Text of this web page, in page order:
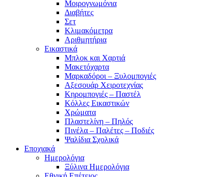
Mοιρογνωμόνια
Διαβήτες
Σετ
Κλιμακόμετρα
Αριθμητήρια
Εικαστικά
Μπλοκ και Χαρτιά
Μακετόχαρτα
Μαρκαδόροι – Ξυλομπογιές
Αξεσουάρ Χειροτεχνίας
Κηρομπογιές – Παστέλ
Κόλλες Εικαστικών
Χρώματα
Πλαστελίνη – Πηλός
Πινέλα – Παλέτες – Ποδιές
Ψαλίδια Σχολικά
Εποχιακά
Ημερολόγια
Ξύλινα Ημερολόγια